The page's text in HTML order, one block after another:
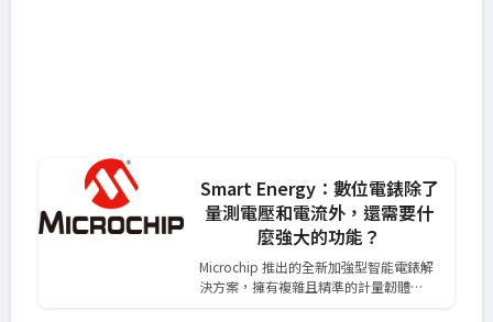
Smart Energy：數位電錶除了
量測電壓和電流外，還需要什
麼強大的功能？
Microchip 推出的全新加強型智能電錶解
決方案，擁有複雜且精準的計量韌體…